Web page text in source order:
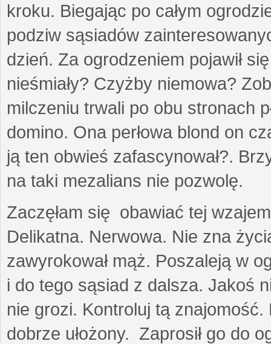
kroku. Biegając po całym
podziw sąsiadów
dzień. Za ogrodzeniem pojawił
nieśmiały? Czyżby niemowa?
milczeniu trwali po obu stronach
domino. Ona perłowa blond on
ją ten obwieś zafascynował?.
na taki mezalians nie pozwolę.
Zaczęłam się obawiać tej
Delikatna. Nerwowa. Nie zna
zawyrokował mąż. Poszaleją w
i do tego sąsiad z dalsza. Jakoś
nie grozi. Kontroluj tą
dobrze ułożony. Zaprosił go do